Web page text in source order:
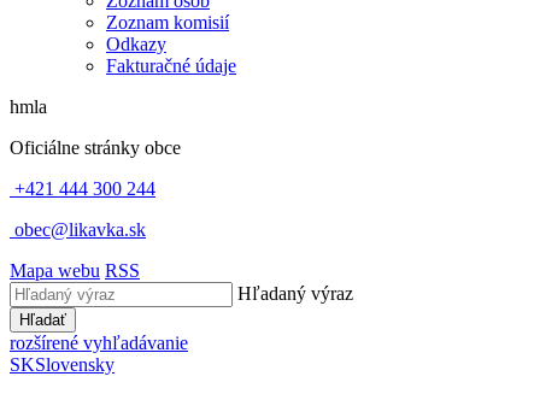
Zoznam komisií
Odkazy
Fakturačné údaje
hmla
Oficiálne stránky obce
+421 444 300 244
obec@likavka.sk
Mapa webu RSS
Hľadaný výraz
Hľadať
rozšírené vyhľadávanie
SKSlovensky